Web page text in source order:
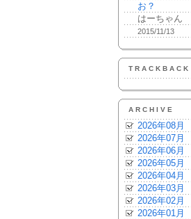
お？
はーちゃん
2015/11/13
TRACKBACK
ARCHIVE
2026年08月
2026年07月
2026年06月
2026年05月
2026年04月
2026年03月
2026年02月
2026年01月